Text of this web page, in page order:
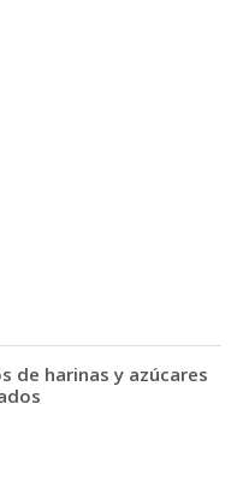
de harinas y azúcares